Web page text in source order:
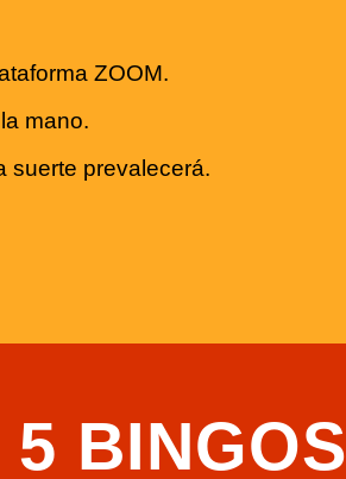
ZOOM.
mano.
suerte prevalecerá.
BINGOS